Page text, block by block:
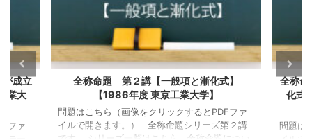
】
２講
全称命題 第３講【整数問題】【一般項か漸
化式どちらを扱うか】【1997年度 一橋大
学】
問題はこちら（画像をクリックするとPDFファ
全称
イルで
です